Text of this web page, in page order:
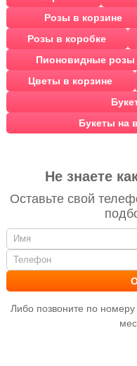
Розы в корзине
Розы в коробке
Пионовидные розы
Цветы в корзине
Букеты на
Не знаете
Оставьте свой
Либо позвоните по номеру